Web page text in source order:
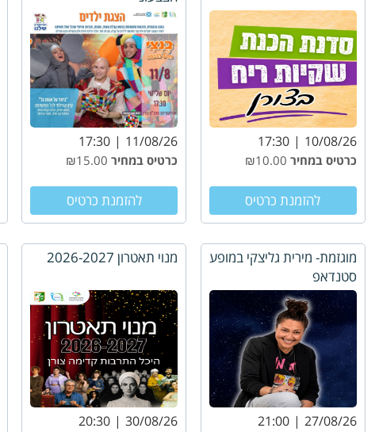
10/08/26
17:30
כרטיס במחיר
להזמנת כרטיס
11/08/26
17:30
כרטיס במחיר₪15.00
להזמנת כרטיס
מוגזמת- מירית גליצקי במופע
סטנדאפ
27/08/26
21:00
מנוי תאטרון 2026-2027
30/08/26
20:30